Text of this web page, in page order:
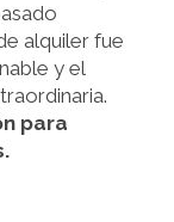
alquiler fue
y el
para